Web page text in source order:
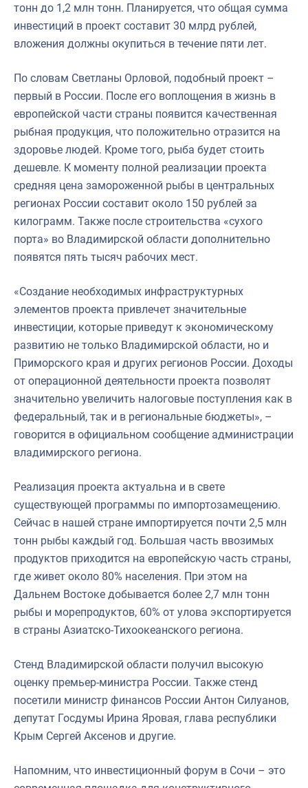
тонн до 1,2 млн тонн. Планируется, что общая сумма
инвестиций в проект составит 30 млрд рублей,
вложения должны окупиться в течение пяти лет.
По словам Светланы Орловой, подобный проект –
первый в России. После его воплощения в жизнь в
европейской части страны появится качественная
рыбная продукция, что положительно отразится на
здоровье людей. Кроме того, рыба будет стоить
дешевле. К моменту полной реализации проекта
средняя цена замороженной рыбы в центральных
регионах России составит около 150 рублей за
килограмм. Также после строительства «сухого
порта» во Владимирской области дополнительно
появятся пять тысяч рабочих мест.
«Создание необходимых инфраструктурных
элементов проекта привлечет значительные
инвестиции, которые приведут к экономическому
развитию не только Владимирской области, но и
Приморского края и других регионов России. Доходы
от операционной деятельности проекта позволят
значительно увеличить налоговые поступления как в
федеральный, так и в региональные бюджеты», –
говорится в официальном сообщение администрации
владимирского региона.
Реализация проекта актуальна и в свете
существующей программы по импортозамещению.
Сейчас в нашей стране импортируется почти 2,5 млн
тонн рыбы каждый год. Большая часть ввозимых
продуктов приходится на европейскую часть страны,
где живет около 80% населения. При этом на
Дальнем Востоке добывается более 2,7 млн тонн
рыбы и морепродуктов, 60% от улова экспортируется
в страны Азиатско-Тихоокеанского региона.
Стенд Владимирской области получил высокую
оценку премьер-министра России. Также стенд
посетили министр финансов России Антон Силуанов,
депутат Госдумы Ирина Яровая, глава республики
Крым Сергей Аксенов и другие.
Напомним, что инвестиционный форум в Сочи – это